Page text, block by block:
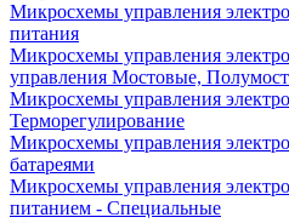
Микросхемы управления
питания
Микросхемы управления
управления Мостовые,
Микросхемы управления
Терморегулирование
Микросхемы управления
батареями
Микросхемы управления
питанием - Специальные